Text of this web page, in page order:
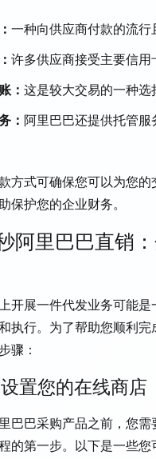
一种向供应商付款的流行
许多供应商接受主要信用
： 这是较大交易的一种
： 阿里巴巴还提供托管
方式可确保您可以为您
保护您的企业财务。
阿里巴巴直销
开展一件代发业务可能
执行。为了帮助您顺利
骤：
置您的在线商店
巴巴采购产品之前，您
的第一步。以下是一些